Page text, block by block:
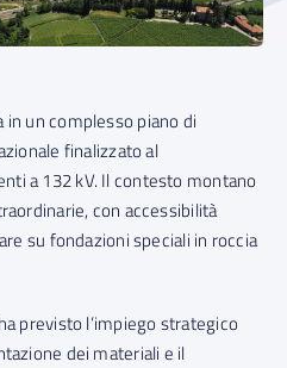
in un complesso piano di
finalizzato al
a 132 kV. Il contesto montano
con accessibilità
su fondazioni speciali in roccia
previsto l’impiego strategico
dei materiali e il